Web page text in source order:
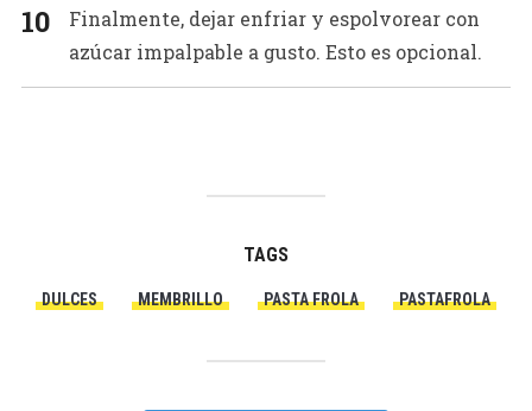
Finalmente, dejar enfriar y espolvorear con
azúcar impalpable a gusto. Esto es opcional.
TAGS
DULCES MEMBRILLO PASTA FROLA PASTAFROLA